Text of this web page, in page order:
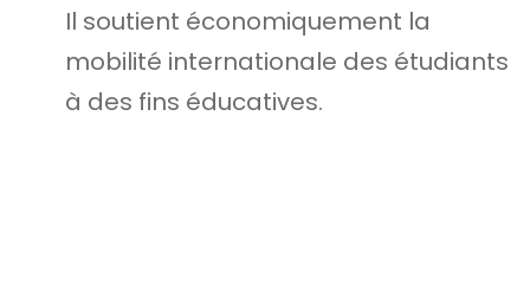
Il soutient économiquement la
mobilité internationale des étudiants
à des fins éducatives.